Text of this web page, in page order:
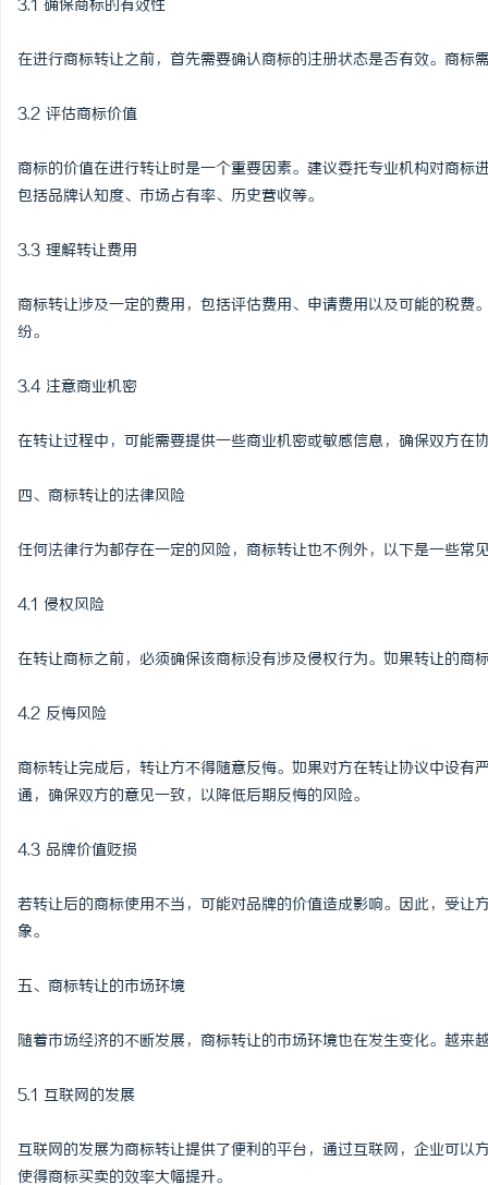
3.1 确保商标的有效性
在进行商标转让之前，首先需要确认商标的注册状态是否有效。商
3.2 评估商标价值
商标的价值在进行转让时是一个重要因素。建议委托专业机构对商
包括品牌认知度、市场占有率、历史营收等。
3.3 理解转让费用
商标转让涉及一定的费用，包括评估费用、申请费用以及可能的税
纷。
3.4 注意商业机密
在转让过程中，可能需要提供一些商业机密或敏感信息，确保双方在
四、商标转让的法律风险
任何法律行为都存在一定的风险，商标转让也不例外，以下是一些常
4.1 侵权风险
在转让商标之前，必须确保该商标没有涉及侵权行为。如果转让的
4.2 反悔风险
商标转让完成后，转让方不得随意反悔。如果对方在转让协议中设
通，确保双方的意见一致，以降低后期反悔的风险。
4.3 品牌价值贬损
若转让后的商标使用不当，可能对品牌的价值造成影响。因此，受
象。
五、商标转让的市场环境
随着市场经济的不断发展，商标转让的市场环境也在发生变化。越
5.1 互联网的发展
互联网的发展为商标转让提供了便利的平台，通过互联网，企业可
使得商标买卖的效率大幅提升。